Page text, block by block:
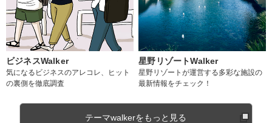
ビジネスWalker
気になるビジネスのアレコレ、ヒット
の裏側を徹底調査
星野リゾートWalker
星野リゾートが運営する多彩な施設の
最新情報をチェック！
テーマwalkerをもっと見る